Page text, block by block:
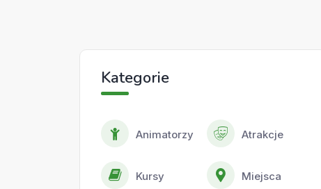
Kategorie
Animatorzy Atrakcje
Kursy Miejsca